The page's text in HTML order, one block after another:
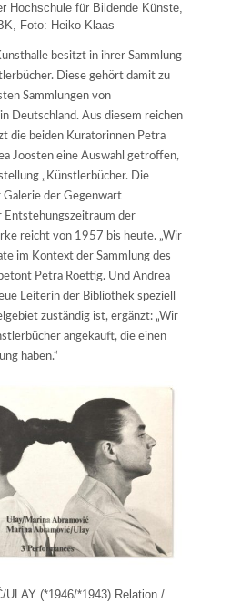
Hochschule für Bildende Künste,
Foto: Heiko Klaas
besitzt in ihrer Sammlung
Diese gehört damit zu
Sammlungen von
Deutschland. Aus diesem reichen
die beiden Kuratorinnen Petra
Joosten eine Auswahl getroffen,
„Künstlerbücher. Die
Galerie der Gegenwart
Entstehungszeitraum der
reicht von 1957 bis heute. „Wir
im Kontext der Sammlung des
Petra Roettig. Und Andrea
Leiterin der Bibliothek speziell
zuständig ist, ergänzt: „Wir
angekauft, die einen
haben.“
ULAY (*1946/*1943) Relation /